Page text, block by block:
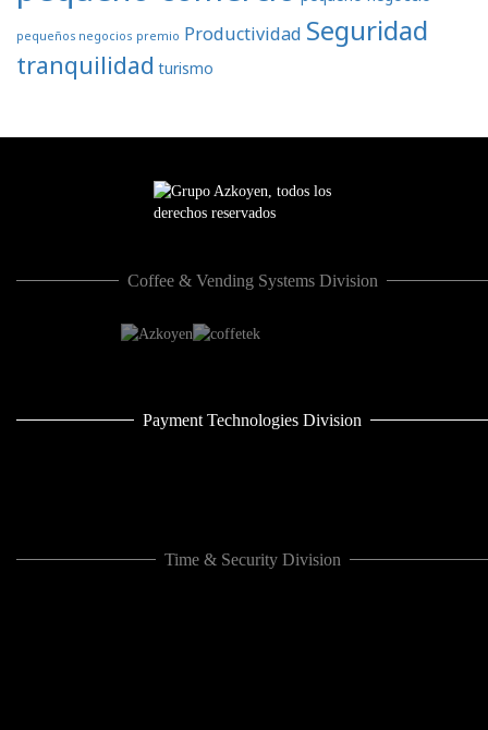
pequeños negocios premio Productividad Seguridad
tranquilidad turismo
Coffee & Vending Systems Division
Payment Technologies Division
Time & Security Division